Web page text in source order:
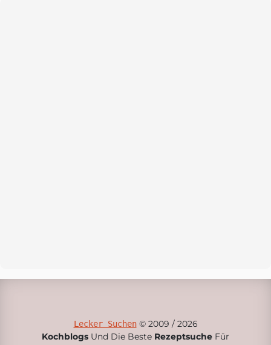
Lecker Suchen© 2009 / 2026
Kochblogs Und Die Beste Rezeptsuche Für